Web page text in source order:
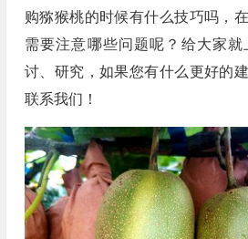
购猕猴桃的时候有什么技巧吗，
需要注意哪些问题呢？给大家
讨、研究，如果您有什么更好的
联系我们！